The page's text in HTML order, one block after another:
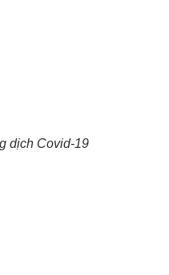
dịch Covid-19